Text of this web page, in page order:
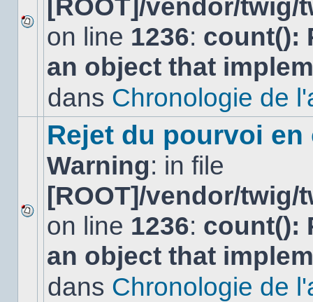
Aucun
nouveau
message
non-
dans
[ROOT]/vendor/
on line 1236: count():
an object that
dans Chronologie de
Aucun
nouveau
message
non-
dans
Rejet du pourvoi
Warning: in file
[ROOT]/vendor/
on line 1236: count():
an object that
dans Chronologie de